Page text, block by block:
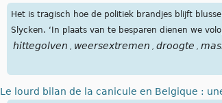
Het is tragisch hoe de politiek brandjes blijft
Slycken. ‘In plaats van te besparen dienen we
hittegolven weersextremen droogte
Le lourd bilan de la canicule en Belgique :